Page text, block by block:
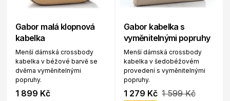
Gabor malá klopnová
kabelka
Menší dámská crossbody
kabelka v béžové barvě se
dvěma vyměnitelnými
popruhy.
1 899 Kč
Gabor kabelka s
vyměnitelnými popruhy
Menší dámská crossbody
kabelka v šedobéžovém
provedení s vyměnitelnými
popruhy.
1 279 Kč 1 599 Kč